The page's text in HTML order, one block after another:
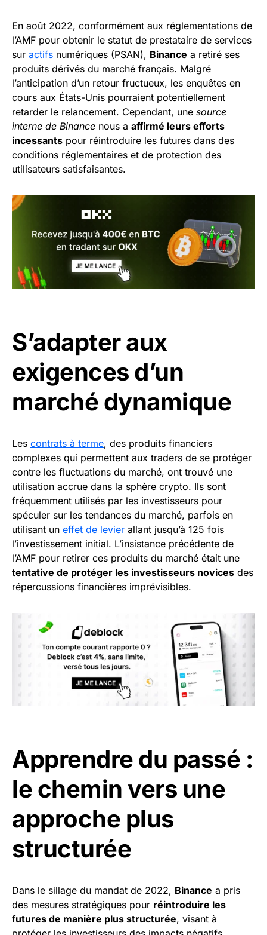
En août 2022, conformément aux réglementations de
l’AMF pour obtenir le statut de prestataire de services
sur actifs numériques (PSAN), Binance a retiré ses
produits dérivés du marché français. Malgré
l’anticipation d’un retour fructueux, les enquêtes en
cours aux États-Unis pourraient potentiellement
retarder le relancement. Cependant, une source
interne de Binance nous a affirmé leurs efforts
incessants pour réintroduire les futures dans des
conditions réglementaires et de protection des
utilisateurs satisfaisantes.
S’adapter aux
exigences d’un
marché dynamique
Les contrats à terme, des produits financiers
complexes qui permettent aux traders de se protéger
contre les fluctuations du marché, ont trouvé une
utilisation accrue dans la sphère crypto. Ils sont
fréquemment utilisés par les investisseurs pour
spéculer sur les tendances du marché, parfois en
utilisant un effet de levier allant jusqu’à 125 fois
l’investissement initial. L’insistance précédente de
l’AMF pour retirer ces produits du marché était une
tentative de protéger les investisseurs novices des
répercussions financières imprévisibles.
Apprendre du passé :
le chemin vers une
approche plus
structurée
Dans le sillage du mandat de 2022, Binance a pris
des mesures stratégiques pour réintroduire les
futures de manière plus structurée, visant à